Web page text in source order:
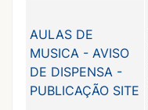
AULAS DE
MUSICA - AVISO
DE DISPENSA -
PUBLICAÇÃO SITE